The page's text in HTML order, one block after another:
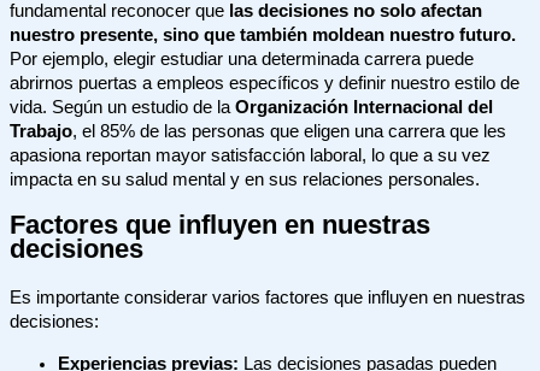
fundamental reconocer que las decisiones no solo afectan
nuestro presente, sino que también moldean nuestro futuro.
Por ejemplo, elegir estudiar una determinada carrera puede
abrirnos puertas a empleos específicos y definir nuestro estilo de
vida. Según un estudio de laOrganización Internacional del
Trabajo, el 85% de las personas que eligen una carrera que les
apasiona reportan mayor satisfacción laboral, lo que a su vez
impacta en su salud mental y en sus relaciones personales.
Factores que influyen en nuestras
decisiones
Es importante considerar varios factores que influyen en nuestras
decisiones:
Experiencias previas: Las decisiones pasadas pueden